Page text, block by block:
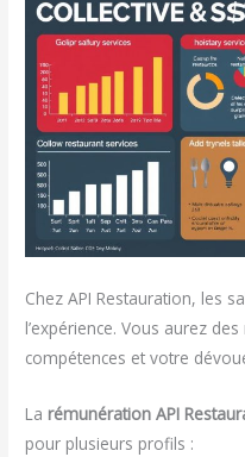
Chez API Restauration, les
l’expérience. Vous aurez
compétences et votre
La rémunération API
pour plusieurs profils :